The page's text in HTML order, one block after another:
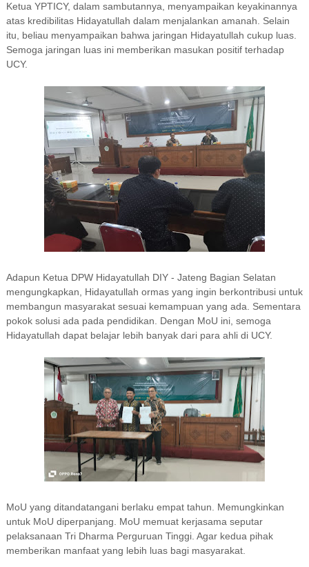
Ketua YPTICY, dalam sambutannya, menyampaikan keyakinannya
atas kredibilitas Hidayatullah dalam menjalankan amanah. Selain
itu, beliau menyampaikan bahwa jaringan Hidayatullah cukup luas.
Semoga jaringan luas ini memberikan masukan positif terhadap
UCY.
Adapun Ketua DPW Hidayatullah DIY - Jateng Bagian Selatan
mengungkapkan, Hidayatullah ormas yang ingin berkontribusi untuk
membangun masyarakat sesuai kemampuan yang ada. Sementara
pokok solusi ada pada pendidikan. Dengan MoU ini, semoga
Hidayatullah dapat belajar lebih banyak dari para ahli di UCY.
MoU yang ditandatangani berlaku empat tahun. Memungkinkan
untuk MoU diperpanjang. MoU memuat kerjasama seputar
pelaksanaan Tri Dharma Perguruan Tinggi. Agar kedua pihak
memberikan manfaat yang lebih luas bagi masyarakat.